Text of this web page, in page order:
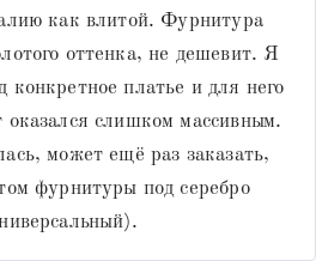
как влитой. Фурнитура
оттенка, не дешевит. Я
конкретное платье и для него
оказался слишком массивным.
может ещё раз заказать,
фурнитуры под серебро